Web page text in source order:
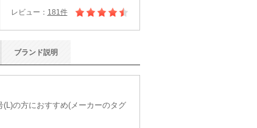
レビュー： 181件
の方におすすめ(メーカーのタグ
ブランド説明